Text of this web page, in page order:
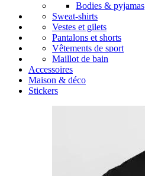
Bodies & pyjamas
Sweat-shirts
Vestes et gilets
Pantalons et shorts
Vêtements de sport
Maillot de bain
Accessoires
Maison & déco
Stickers